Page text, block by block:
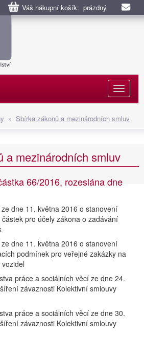
Váš nákupní košík: prázdný
» Sbírka zákonů a mezinárodních smluv
a mezinárodních smluv
66/2016, rozeslána dne
ze dne 11. května 2016 o stanovení
pro účely zákona o zadávání
ze dne 11. května 2016 o stanovení
podmínek pro veřejné zakázky na
práce a sociálních věcí ze dne 24.
závaznosti Kolektivní smlouvy
práce a sociálních věcí ze dne 30.
závaznosti Kolektivní smlouvy